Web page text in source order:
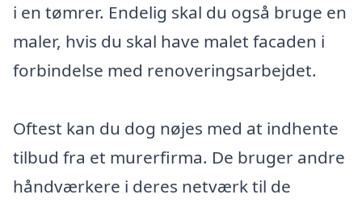
i en tømrer. Endelig skal du også bruge en
maler, hvis du skal have malet facaden i
forbindelse med renoveringsarbejdet.
Oftest kan du dog nøjes med at indhente
tilbud fra et murerfirma. De bruger andre
håndværkere i deres netværk til de